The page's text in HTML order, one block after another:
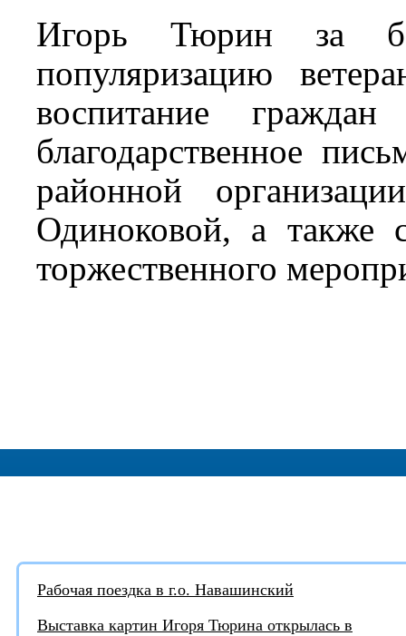
Игорь Тюрин за
популяризацию
воспитание
благодарственное
районной
Одиноковой, а также
торжественного
Рабочая поездка в г.о. Навашинский
Выставка картин Игоря Тюрина открылась в